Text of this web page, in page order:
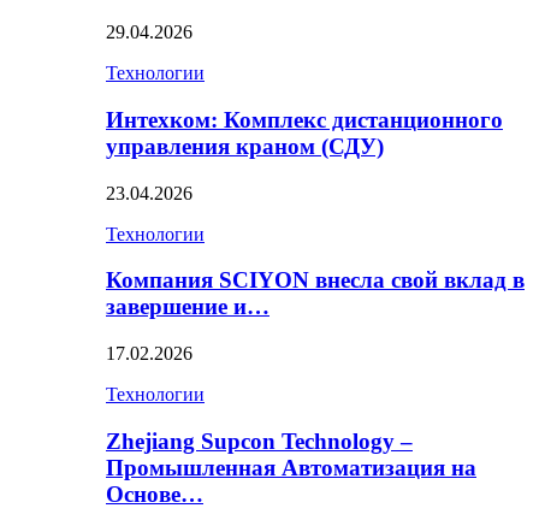
29.04.2026
Технологии
Интехком: Комплекс дистанционного
управления краном (СДУ)
23.04.2026
Технологии
Компания SCIYON внесла свой вклад в
завершение и…
17.02.2026
Технологии
Zhejiang Supcon Technology –
Промышленная Автоматизация на
Основе…